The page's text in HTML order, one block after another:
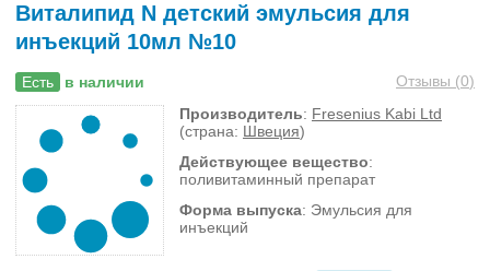
Виталипид N детский эмульсия для
инъекций 10мл №10
Есть в наличии Отзывы (0)
Производитель: Fresenius Kabi Ltd
(страна: Швеция)
Действующее вещество:
поливитаминный препарат
Форма выпуска: Эмульсия для
инъекций